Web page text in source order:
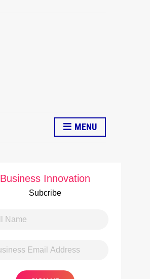
MENU
Business Innovation
Subcribe